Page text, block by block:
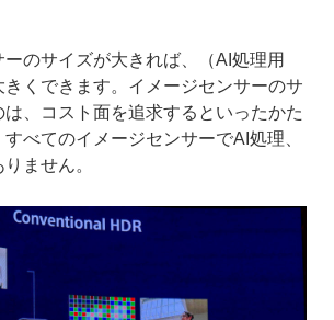
のサイズが大きれば、（AI処理用
くできます。イメージセンサーのサ
、コスト面を追求するといったかた
べてのイメージセンサーでAI処理、
ません。